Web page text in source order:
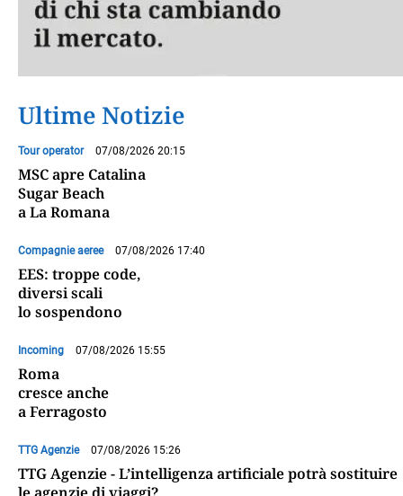
Ultime Notizie
Tour operator 07/08/2026 20:15
MSC apre Catalina
Sugar Beach
a La Romana
Compagnie aeree 07/08/2026 17:40
EES: troppe code,
diversi scali
lo sospendono
Incoming 07/08/2026 15:55
Roma
cresce anche
a Ferragosto
TTG Agenzie 07/08/2026 15:26
TTG Agenzie - L’intelligenza artificiale potrà sostituire